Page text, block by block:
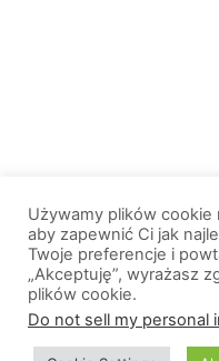
© 2013-2026, All Rights
Używamy plików
aby zapewnić Ci jak
Twoje preferencje i
„Akceptuję”, wyrażasz
plików cookie.
Do not sell my personal